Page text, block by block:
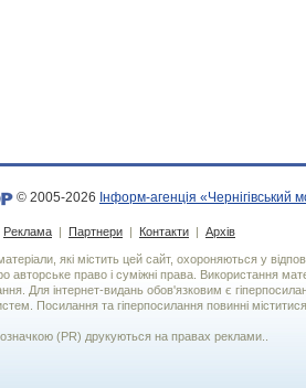
© 2005-2026 Інформ-агенція «Чернігівський
Реклама | Партнери | Контакти | Архів
які містить цей сайт, охороняються у
авторське право і суміжні права. Використання
Для iнтернет-видань обов'язковим є
Посилання та гіперпосилання повинні
(PR) друкуються на правах реклами..